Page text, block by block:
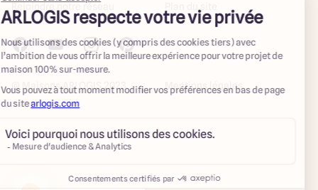
Mentions légales
Rejoindre notre réseau
@ Maisons ARLOGIS 2023